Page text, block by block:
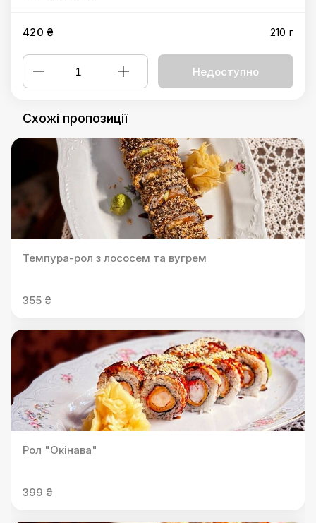
420 ₴ 210 г
Недоступно
Схожі пропозиції
Темпура-рол з лососем та вугрем
355 ₴
Рол "Окінава"
399 ₴